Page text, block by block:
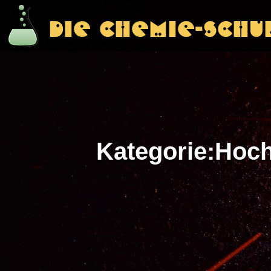
Die Chemie-
Die Chemie-
Kategorie: